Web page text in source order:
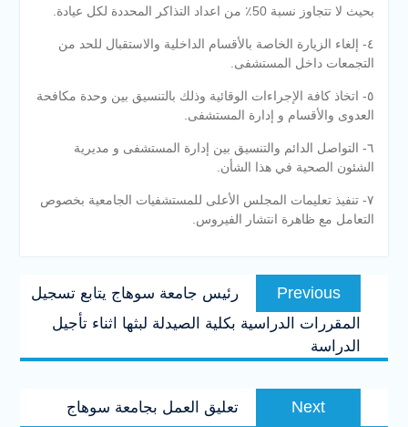
‏بحيث لا تتجاوز نسبة 50٪؜ من اعداد التذاكر المحددة لكل عيادة.
٤- ‏إلغاء الزيارة الخاصة بالأقسام الداخلية والاستقبال للحد من
التجمعات داخل المستشفى.
٥- اتخاذ كافة الإجراءات الوقائية وذلك بالتنسيق ‏بين وحدة مكافحة
العدوى والأقسام و إدارة المستشفى.
٦- ‏التواصل الدائم‏ والتنسيق بين إدارة المستشفى و مديرية
الشئون الصحية في هذا الشأن.
٧- ‏تنفيذ تعليمات المجلس الأعلى للمستشفيات الجامعية بخصوص
التعامل مع ظاهرة انتشار الفيروس.
تصفّح
المقالاتPrevious
post:
رئيس جامعة سوهاج يتابع تسجيل
المقررات الدراسية بكلية الصيدلة لبثها اثناء تأجيل
الدراسة
Next
Next
post:
تعليق العمل بجامعة سوهاج